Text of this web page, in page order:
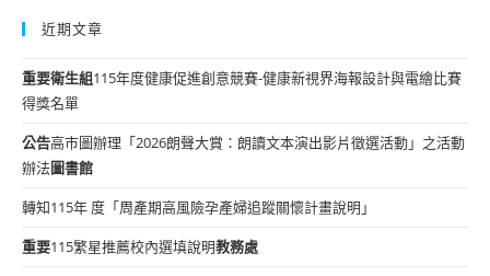
近期文章
重要衛生組115年度健康促進創意競賽-健康新視界海報設計與電繪比賽
得獎名單
公告高市圖辦理「2026朗聲大賞：朗讀文本演出影片徵選活動」之活動
辦法圖書館
轉知115年 度「周產期高風險孕產婦追蹤關懷計畫說明」
重要115繁星推薦校內選填說明教務處